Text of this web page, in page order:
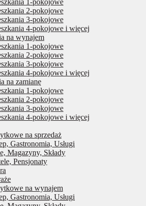
1-pokojowe
2-pokojowe
3-pokojowe
4-pokojowe i więcej
na wynajem
1-pokojowe
2-pokojowe
3-pokojowe
4-pokojowe i więcej
na zamianę
1-pokojowe
2-pokojowe
3-pokojowe
4-pokojowe i więcej
na sprzedaż
Gastronomia, Usługi
Magazyny, Składy
Pensjonaty
na wynajem
Gastronomia, Usługi